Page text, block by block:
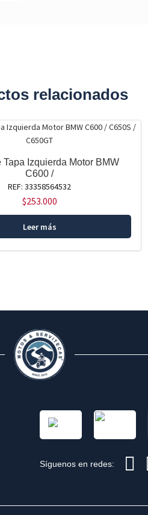
relacionados
Tapa Izquierda Motor BMW
C600 /
REF: 33358564532
$253.000
Leer más
Síguenos en redes: